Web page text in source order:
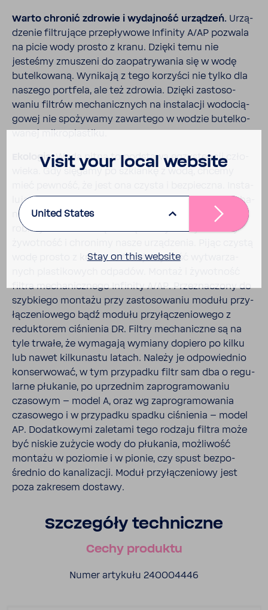
Warto chronić zdrowie i wydaj­ność urzą­dzeń. Urzą­
dzenie filtru­jące prze­pły­wowe Infi­nity A/AP pozwala
na picie wody prosto z kranu. Dzięki temu nie
jesteśmy zmuszeni do zaopa­try­wania się w wodę
butel­ko­waną. Wyni­kają z tego korzyści nie tylko dla
naszego port­fela, ale też zdrowia. Dzięki zasto­so­
waniu filtrów mecha­nicz­nych na insta­lacji wodo­cią­
gowej nie spoży­wamy zawar­tego w wodzie butel­ko­
wanej mikro­pla­stiku.
Ekologia.Woda pitna to podstawa egzy­stencji czło­
wieka. Gdy sięgamy po szklankę z wodą, chcemy
lując w swoim gospo­dar­stwie domowym filtr mecha­
niczny do uzdat­niania wody pitnej i użyt­kowej
robimy krok w dobrą stronę! Nie tylko wydłu­żamy
wodę prosto z kranu, redu­ku­jemy ilość wytwa­rza­
filtra mecha­nicz­nego Infi­nity A/AP. Prze­zna­czony do
szyb­kiego montażu przy zasto­so­waniu modułu przy­
łą­cze­nio­wego bądź modułu przy­łą­cze­nio­wego z
reduk­torem ciśnienia DR. Filtry mecha­niczne są na
tyle trwałe, że wyma­gają wymiany dopiero po kilku
lub nawet kilku­nastu latach. Należy je odpo­wiednio
konser­wować, w tym przy­padku filtr sam dba o regu­
larne płukanie, po uprzednim zapro­gra­mo­waniu
czasowym – model A, oraz wg zapro­gra­mo­wania
czaso­wego i w przy­padku spadku ciśnienia – model
AP. Dodat­ko­wymi zale­tami tego rodzaju filtra może
być niskie zużycie wody do płukania, możli­wość
montażu w poziomie i w pionie, czy spust bezpo­
średnio do kana­li­zacji. Moduł przy­łą­cze­niowy jest
poza zakresem dostawy.
Szcze­góły tech­niczne
Cechy produktu
Numer arty­kułu 240004446
Visit your local website
United States
Stay on this website